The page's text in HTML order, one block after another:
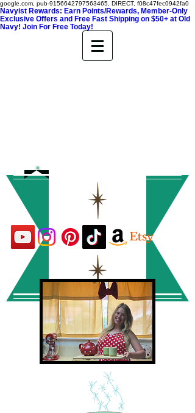
google.com, pub-9156642797563465, DIRECT, f08c47fec0942fa0
Navyist Rewards: Earn Points/Rewards, Member-Only
Exclusive Offers and Free Fast Shipping on $50+ at Old
Navy! Join For Free Today!